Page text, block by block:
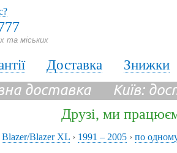
та міських
Доставка Знижки
доставка Київ:
Друзі, ми
Blazer/Blazer XL › 1991 – 2005 › по